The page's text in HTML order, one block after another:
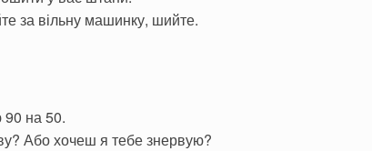
за вільну машинку, шийте.
на 50.
Або хочеш я тебе знервую?